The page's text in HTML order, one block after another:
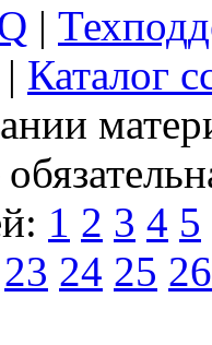
|
| Каталог
1 2 3 4 5
23 24 25 26